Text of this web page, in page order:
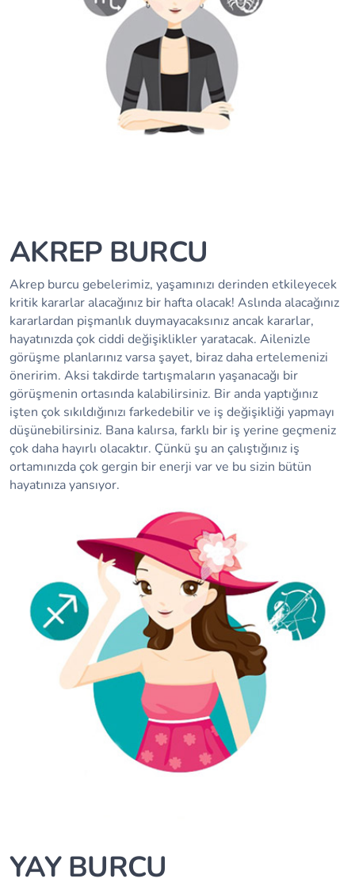
AKREP BURCU
Akrep burcu gebelerimiz, yaşamınızı derinden etkileyecek
kritik kararlar alacağınız bir hafta olacak! Aslında alacağınız
kararlardan pişmanlık duymayacaksınız ancak kararlar,
hayatınızda çok ciddi değişiklikler yaratacak. Ailenizle
görüşme planlarınız varsa şayet, biraz daha ertelemenizi
öneririm. Aksi takdirde tartışmaların yaşanacağı bir
görüşmenin ortasında kalabilirsiniz. Bir anda yaptığınız
işten çok sıkıldığınızı farkedebilir ve iş değişikliği yapmayı
düşünebilirsiniz. Bana kalırsa, farklı bir iş yerine geçmeniz
çok daha hayırlı olacaktır. Çünkü şu an çalıştığınız iş
ortamınızda çok gergin bir enerji var ve bu sizin bütün
hayatınıza yansıyor.
YAY BURCU